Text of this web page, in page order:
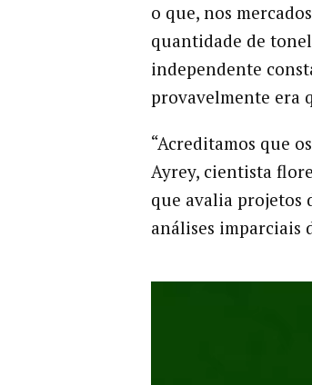
o que, nos
quantidade de
independente
provavelmente era
“Acreditamos que
Ayrey, cientista
que avalia projetos
análises imparciais